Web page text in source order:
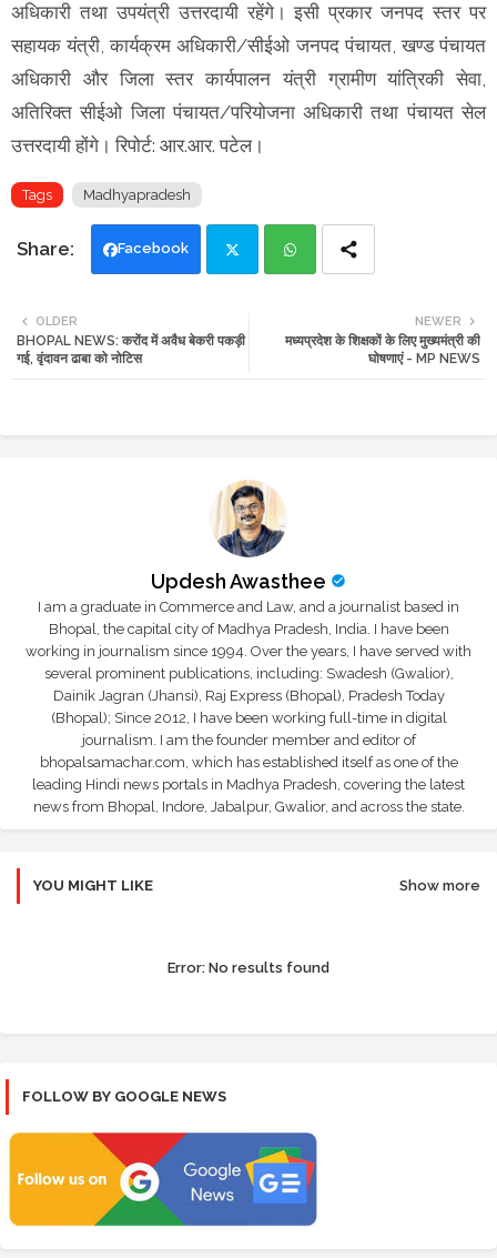
अधिकारी तथा उपयंत्री उत्तरदायी रहेंगे। इसी प्रकार जनपद स्तर पर
सहायक यंत्री, कार्यक्रम अधिकारी/सीईओ जनपद पंचायत, खण्ड पंचायत
अधिकारी और जिला स्तर कार्यपालन यंत्री ग्रामीण यांत्रिकी सेवा,
अतिरिक्त सीईओ जिला पंचायत/परियोजना अधिकारी तथा पंचायत सेल
उत्तरदायी होंगे। रिपोर्ट: आर.आर. पटेल।
Tags Madhyapradesh
Facebook
tte ats
NEWER
मध्यप्रदेश के शिक्षकों के लिए मुख्यमंत्री की
घोषणाएं - MP NEWS
OLDER
BHOPAL NEWS: करोंद में अवैध बेकरी पकड़ी
गई, वृंदावन ढाबा को नोटिस
Updesh Awasthee
I am a graduate in Commerce and Law, and a journalist based in
Bhopal, the capital city of Madhya Pradesh, India. I have been
working in journalism since 1994. Over the years, I have served with
several prominent publications, including: Swadesh (Gwalior),
Dainik Jagran (Jhansi), Raj Express (Bhopal), Pradesh Today
(Bhopal); Since 2012, I have been working full-time in digital
journalism. I am the founder member and editor of
bhopalsamachar.com, which has established itself as one of the
leading Hindi news portals in Madhya Pradesh, covering the latest
news from Bhopal, Indore, Jabalpur, Gwalior, and across the state.
YOU MIGHT LIKE Show more
Error: No results found
FOLLOW BY GOOGLE NEWS